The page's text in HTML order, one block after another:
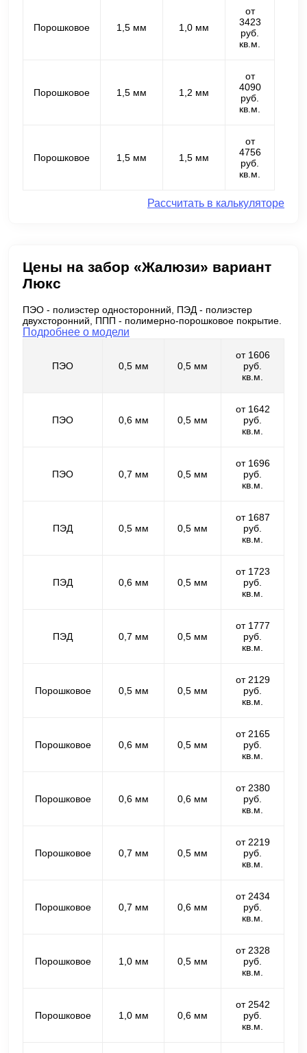
Порошковое 1,5 мм 1,0 мм
от
3423
руб.
кв.м.
Порошковое 1,5 мм 1,2 мм
от
4090
руб.
кв.м.
Порошковое 1,5 мм 1,5 мм
от
4756
руб.
кв.м.
Рассчитать в калькуляторе
Цены на забор «Жалюзи» вариант
Люкс
ПЭО - полиэстер односторонний, ПЭД - полиэстер
двухсторонний, ППП - полимерно-порошковое покрытие.
Подробнее о модели
ПЭО 0,5 мм 0,5 мм
от 1606
руб.
кв.м.
ПЭО 0,6 мм 0,5 мм
от 1642
руб.
кв.м.
ПЭО 0,7 мм 0,5 мм
от 1696
руб.
кв.м.
ПЭД 0,5 мм 0,5 мм
от 1687
руб.
кв.м.
ПЭД 0,6 мм 0,5 мм
от 1723
руб.
кв.м.
ПЭД 0,7 мм 0,5 мм
от 1777
руб.
кв.м.
Порошковое 0,5 мм 0,5 мм
от 2129
руб.
кв.м.
Порошковое 0,6 мм 0,5 мм
от 2165
руб.
кв.м.
Порошковое 0,6 мм 0,6 мм
от 2380
руб.
кв.м.
Порошковое 0,7 мм 0,5 мм
от 2219
руб.
кв.м.
Порошковое 0,7 мм 0,6 мм
от 2434
руб.
кв.м.
Порошковое 1,0 мм 0,5 мм
от 2328
руб.
кв.м.
Порошковое 1,0 мм 0,6 мм
от 2542
руб.
кв.м.